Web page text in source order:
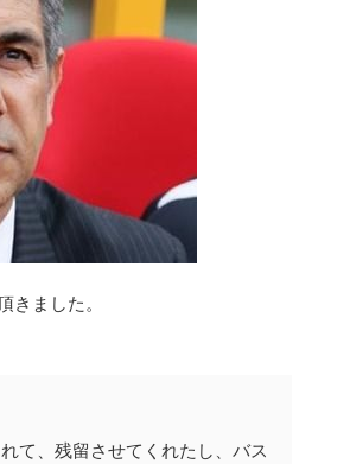
ました。
て、残留させてくれたし、バス